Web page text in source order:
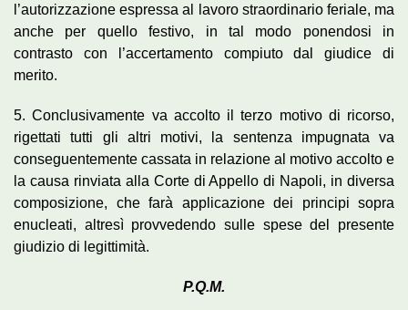
l’autorizzazione espressa al lavoro straordinario feriale, ma
anche per quello festivo, in tal modo ponendosi in
contrasto con l’accertamento compiuto dal giudice di
merito.
5. Conclusivamente va accolto il terzo motivo di ricorso,
rigettati tutti gli altri motivi, la sentenza impugnata va
conseguentemente cassata in relazione al motivo accolto e
la causa rinviata alla Corte di Appello di Napoli, in diversa
composizione, che farà applicazione dei principi sopra
enucleati, altresì provvedendo sulle spese del presente
giudizio di legittimità.
P.Q.M.